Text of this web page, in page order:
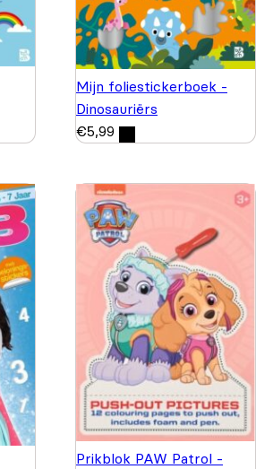
Mijn foliestickerboek -
Dinosauriërs
€5,99
Prikblok PAW Patrol -